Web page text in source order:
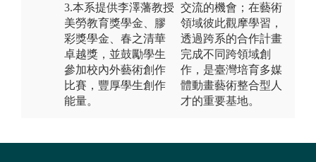
3.本系提供李澤藩教授
美勞教育獎學金、膠
彩獎學金、春之清華
卓越獎，並鼓勵學生
參加校內外藝術創作
比賽，豐厚學生創作
能量。
交流的機會；在藝術
領域彼此觀摩學習，
透過跨系的合作計畫
完成不同跨領域創
作，是臺灣培育多媒
體動畫藝術整合型人
才的重要基地。